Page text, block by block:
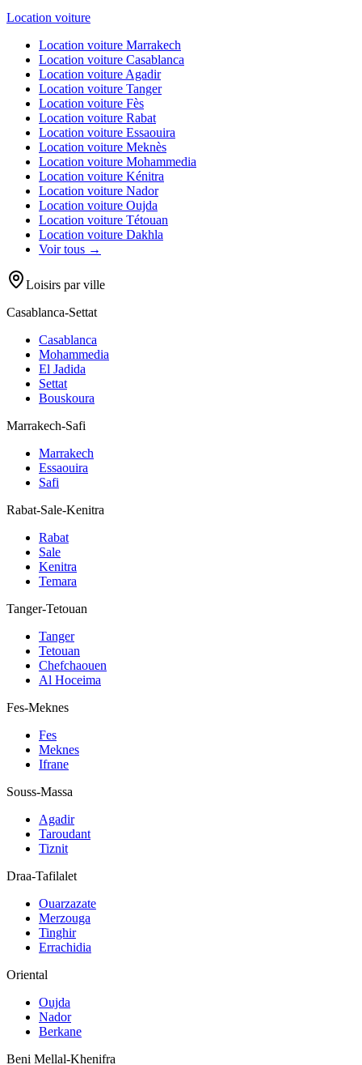
Location voiture
Location voiture Marrakech
Location voiture Casablanca
Location voiture Agadir
Location voiture Tanger
Location voiture Fès
Location voiture Rabat
Location voiture Essaouira
Location voiture Meknès
Location voiture Mohammedia
Location voiture Kénitra
Location voiture Nador
Location voiture Oujda
Location voiture Tétouan
Location voiture Dakhla
Voir tous →
Loisirs par ville
Casablanca-Settat
Casablanca
Mohammedia
El Jadida
Settat
Bouskoura
Marrakech-Safi
Marrakech
Essaouira
Safi
Rabat-Sale-Kenitra
Rabat
Sale
Kenitra
Temara
Tanger-Tetouan
Tanger
Tetouan
Chefchaouen
Al Hoceima
Fes-Meknes
Fes
Meknes
Ifrane
Souss-Massa
Agadir
Taroudant
Tiznit
Draa-Tafilalet
Ouarzazate
Merzouga
Tinghir
Errachidia
Oriental
Oujda
Nador
Berkane
Beni Mellal-Khenifra